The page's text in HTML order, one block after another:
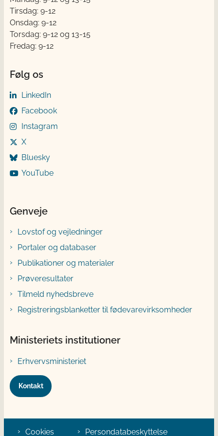
Tirsdag: 9-12
Onsdag: 9-12
Torsdag: 9-12 og 13-15
Fredag: 9-12
Følg os
LinkedIn
Facebook
Instagram
X
Bluesky
YouTube
Genveje
Lovstof og vejledninger
Portaler og databaser
Publikationer og materialer
Prøveresultater
Tilmeld nyhedsbreve
Registreringsblanketter til fødevarevirksomheder
Ministeriets institutioner
Erhvervsministeriet
Kontakt
Cookies Persondatabeskyttelse